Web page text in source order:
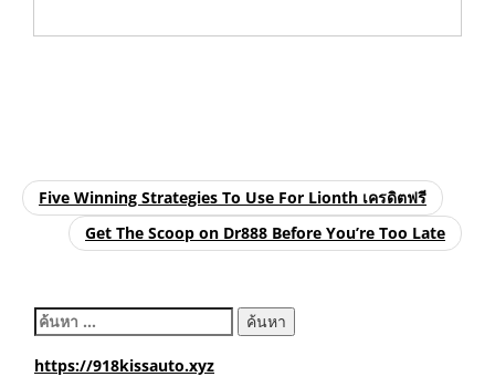
Five Winning Strategies To Use For Lionth เครดิตฟรี
Get The Scoop on Dr888 Before You’re Too Late
ค้นหา
สำหรับ: